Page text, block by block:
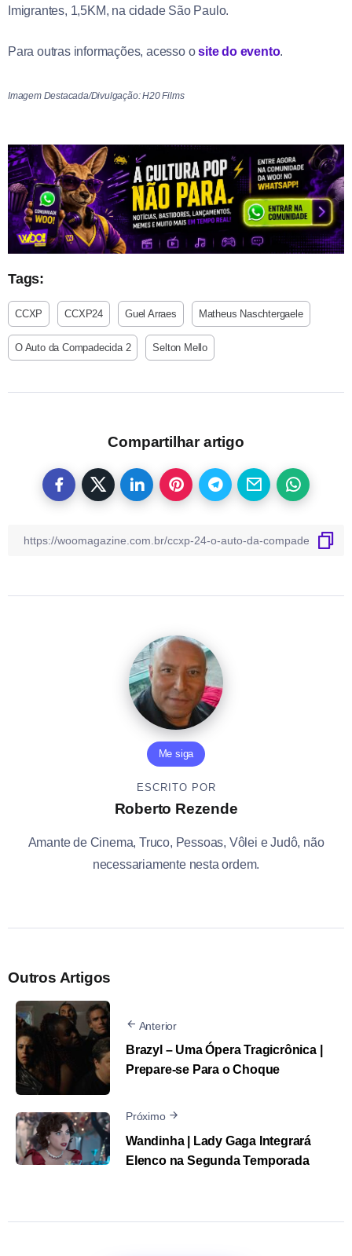
Imigrantes, 1,5KM, na cidade São Paulo.
Para outras informações, acesso osite do evento.
Imagem Destacada/Divulgação: H20 Films
Tags:
CCXP CCXP24 Guel Arraes Matheus Naschtergaele
O Auto da Compadecida 2 Selton Mello
Compartilhar artigo
Me siga
ESCRITO POR
Roberto Rezende
Amante de Cinema, Truco, Pessoas, Vôlei e Judô, não
necessariamente nesta ordem.
Outros Artigos
Anterior
Brazyl – Uma Ópera Tragicrônica |
Prepare-se Para o Choque
Próximo
Wandinha | Lady Gaga Integrará
Elenco na Segunda Temporada